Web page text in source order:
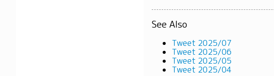
See Also
Tweet 2025/07
Tweet 2025/06
Tweet 2025/05
Tweet 2025/04